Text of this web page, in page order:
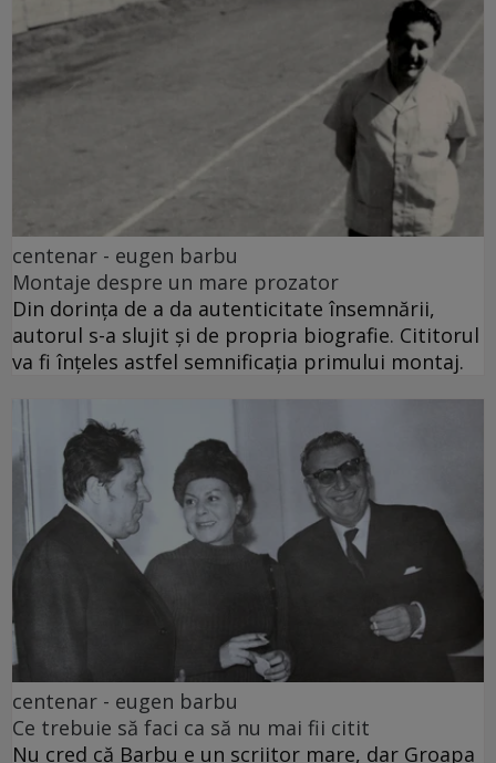
centenar - eugen barbu
Montaje despre un mare prozator
Din dorința de a da autenticitate însemnării,
autorul s-a slujit și de propria biografie. Cititorul
va fi înțeles astfel semnificația primului montaj.
centenar - eugen barbu
Ce trebuie să faci ca să nu mai fii citit
Nu cred că Barbu e un scriitor mare, dar Groapa